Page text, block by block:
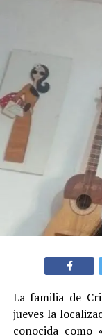
La familia de
jueves la
conocida como